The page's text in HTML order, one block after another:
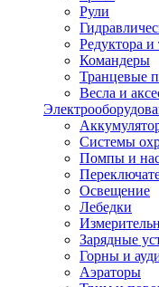
Рули
Редуктора
Командеры
Транцевые
Весла и
Системы
Помпы и
Освещение
Лебедки
Зарядные
Горны и
Аэраторы